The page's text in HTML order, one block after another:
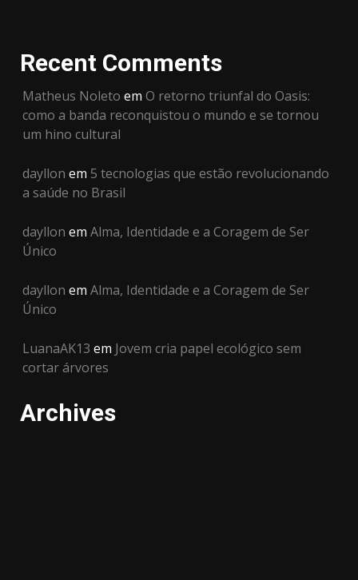
Recent Comments
Matheus Noleto em O retorno triunfal do Oasis:
como a banda reconquistou o mundo e se tornou
um hino cultural
dayllon em 5 tecnologias que estão revolucionando
a saúde no Brasil
dayllon em Alma, Identidade e a Coragem de Ser
Único
dayllon em Alma, Identidade e a Coragem de Ser
Único
LuanaAK13 em Jovem cria papel ecológico sem
cortar árvores
Archives